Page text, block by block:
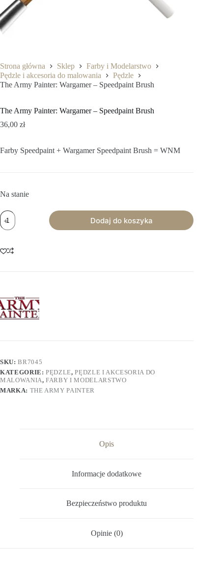
Strona główna Sklep
Farby i Modelarstwo
Pędzle i akcesoria do malowania
Pędzle
The Army Painter: Wargamer – Speedpaint Brush
The Army Painter: Wargamer – Speedpaint Brush
36,00 zł
Farby Speedpaint + Wargamer Speedpaint Brush = WNM
Na stanie
ilość
The
Army
Wargamer
-
Dodaj do koszyka
SKU:BR7045
KATEGORIE:PĘDZLE,PĘDZLE I AKCESORIA DO
MALOWANIA,FARBY I MODELARSTWO
MARKA: THE ARMY PAINTER
Opis
Informacje dodatkowe
Bezpieczeństwo produktu
Opinie (0)